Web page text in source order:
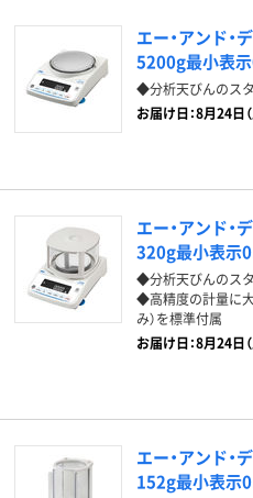
エー・アンド
5200g最小表示
◆分析天びんのスタ
お届け日：8月24日
エー・アンド
320g最小表示
◆分析天びんのスタ
◆高精度の計量に
み）を標準付属
お届け日：8月24日
エー・アンド
152g最小表示